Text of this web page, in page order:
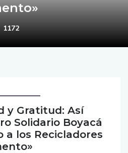
1172
y Gratitud: Así
Solidario Boyacá
a los Recicladores